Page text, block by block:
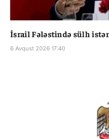
İsrail Fələstində sülh
6 Avqust 2026 17:40